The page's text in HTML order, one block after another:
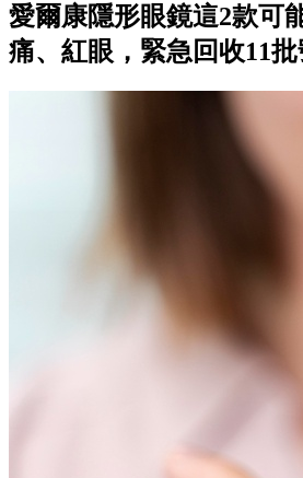
愛爾康隱形眼鏡這2款可
痛、紅眼，緊急回收11